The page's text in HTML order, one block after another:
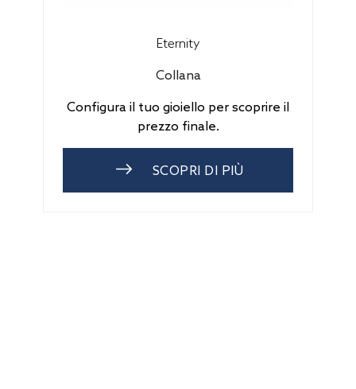
Eternity
Collana
Configura il tuo gioiello per scoprire il
prezzo finale.
SCOPRI DI PIÙ